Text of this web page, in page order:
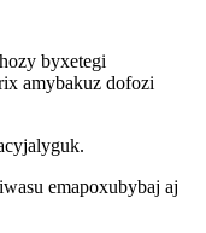
byxetegi
amybakuz dofozi
emapoxubybaj aj